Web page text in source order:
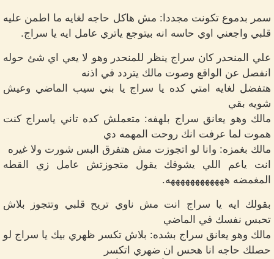
سمر بدموع تكونت مجددا: مش هاكل حاجه لغايه ما اطمن عليه
قلبي واجعني اوي حاسه انه بيتوجع ياتري عامل ايه يا سراج.
علي المنحدر كان سراج ينظر للمنحدر وهو لا يعي اي شئ حوله
انفصل عن الواقع وصوت مالك يتردد في اذنه
هتفضل لغايه امتي كده يا سراج يا بني سيب الماضي وعيش
شويه بقي
مالك وهو يعانق سراج بلهفه: متعملش كده تاني ياسراج كنت
هموت لما عرفت انك روحت المهمه دي
مالك بغمزه: وانا لو اتجوزت مش هتفرق البس شورت ولا غيره
انت ياعم اللي يشوفك يقول متجوزتش عامل زي القطه
المغمضه ههههههههههههه.
بقولك ايه يا سراج انت مش ناوي تريح قلبي وتتجوز بلاش
تحبس نفسك في الماضي
مالك وهو يعانق سراج بشده: بلاش تكسر ظهري بيك يا سراج لو
حصلك حاجه انا هحس ان ضهري اتكسر